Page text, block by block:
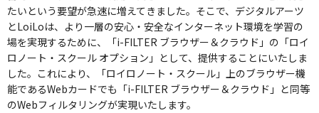
たいという要望が急速に増えてきました。そこで、デジタルアーツ
とLoiLoは、より一層の安心・安全なインターネット環境を学習の
場を実現するために、「i-FILTER ブラウザー＆クラウド」の「ロイ
ロノート・スクール オプション」として、提供することにいたしま
した。これにより、「ロイロノート・スクール」上のブラウザー機
能であるWebカードでも「i-FILTER ブラウザー＆クラウド」と同等
のWebフィルタリングが実現いたします。